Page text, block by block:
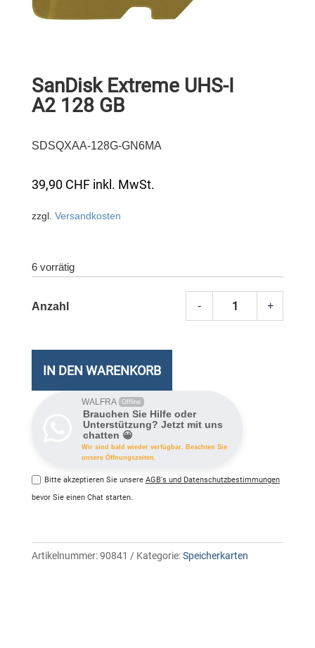
SanDisk Extreme UHS-I
A2 128 GB
SDSQXAA-128G-GN6MA
39,90 CHF inkl. MwSt.
zzgl. Versandkosten
6 vorrätig
- +
IN DEN WARENKORB
WALFRA Offline
Brauchen Sie Hilfe oder
Unterstützung? Jetzt mit uns
chatten 😀
Wir sind bald wieder verfügbar. Beachten Sie
unsere Öffnungszeiten.
Bitte akzeptieren Sie unsere AGB's und Datenschutzbestimmungen
bevor Sie einen Chat starten.
Artikelnummer:90841 Kategorie:Speicherkarten